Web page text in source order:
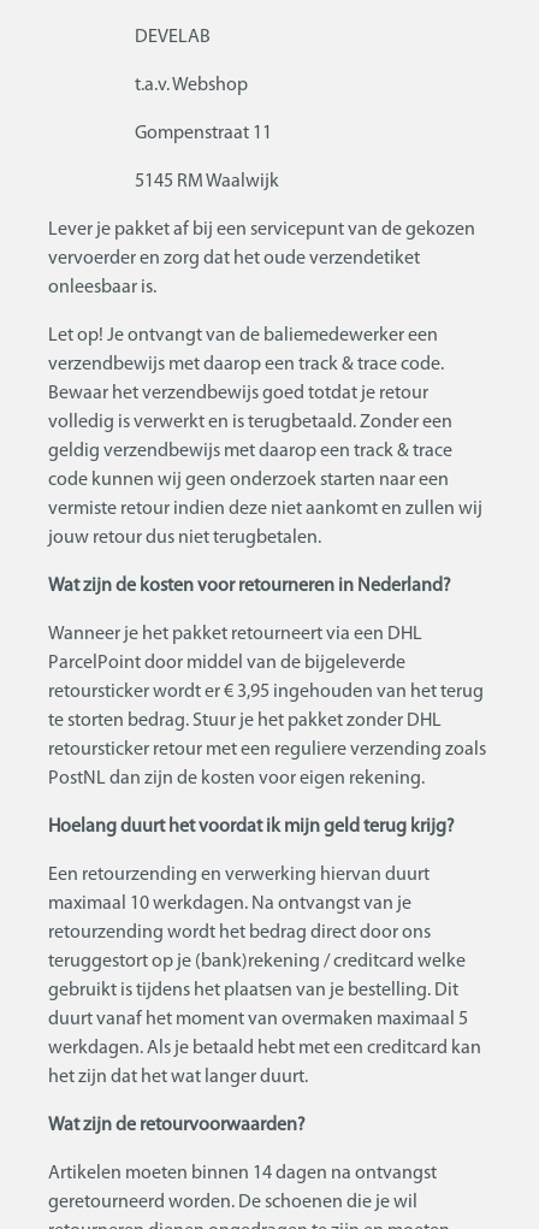
DEVELAB
t.a.v. Webshop
Gompenstraat 11
5145 RM Waalwijk
Lever je pakket af bij een servicepunt van de gekozen
vervoerder en zorg dat het oude verzendetiket
onleesbaar is.
Let op! Je ontvangt van de baliemedewerker een
verzendbewijs met daarop een track & trace code.
Bewaar het verzendbewijs goed totdat je retour
volledig is verwerkt en is terugbetaald. Zonder een
geldig verzendbewijs met daarop een track & trace
code kunnen wij geen onderzoek starten naar een
vermiste retour indien deze niet aankomt en zullen wij
jouw retour dus niet terugbetalen.
Wat zijn de kosten voor retourneren in Nederland?
Wanneer je het pakket retourneert via een DHL
ParcelPoint door middel van de bijgeleverde
retoursticker wordt er € 3,95 ingehouden van het terug
te storten bedrag. Stuur je het pakket zonder DHL
retoursticker retour met een reguliere verzending zoals
PostNL dan zijn de kosten voor eigen rekening.
Hoelang duurt het voordat ik mijn geld terug krijg?
Een retourzending en verwerking hiervan duurt
maximaal 10 werkdagen. Na ontvangst van je
retourzending wordt het bedrag direct door ons
teruggestort op je (bank)rekening / creditcard welke
gebruikt is tijdens het plaatsen van je bestelling. Dit
duurt vanaf het moment van overmaken maximaal 5
werkdagen. Als je betaald hebt met een creditcard kan
het zijn dat het wat langer duurt.
Wat zijn de retourvoorwaarden?
Artikelen moeten binnen 14 dagen na ontvangst
geretourneerd worden. De schoenen die je wil